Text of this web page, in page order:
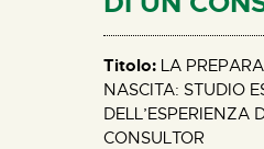
Titolo: LA
NASCITA: STUDIO
DELL’ESPERIENZA
CONSULTOR